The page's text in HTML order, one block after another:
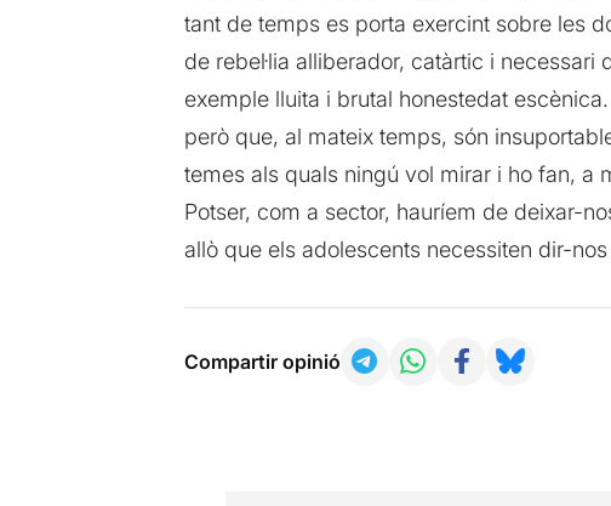
tant de temps es porta exercint sobre les
de rebel·lia alliberador, catàrtic i
exemple lluita i brutal honestedat
però que, al mateix temps, són
temes als quals ningú vol mirar i ho fan, a
Potser, com a sector, hauríem de deixar-
allò que els adolescents necessiten dir-nos
Compartir opinió